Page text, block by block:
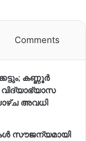
Comments
കണ്ണൂർ
വിദ്യാഭ്യാസ
അവധി
സൗജന്യമായി